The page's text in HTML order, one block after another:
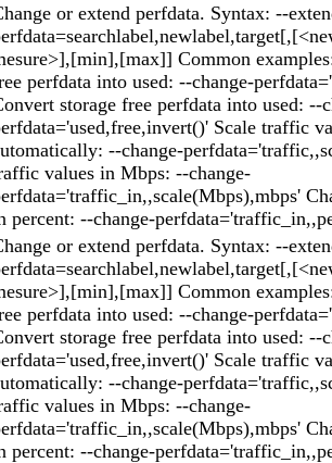
or extend perfdata. Syntax: --
Common
perfdata into used: --change-
storage free perfdata into used: --
Scale traffic
--change-
values in Mbps: --change-
percent: --change-
or extend perfdata. Syntax: --
Common
perfdata into used: --change-
storage free perfdata into used: --
Scale traffic
--change-
values in Mbps: --change-
percent: --change-